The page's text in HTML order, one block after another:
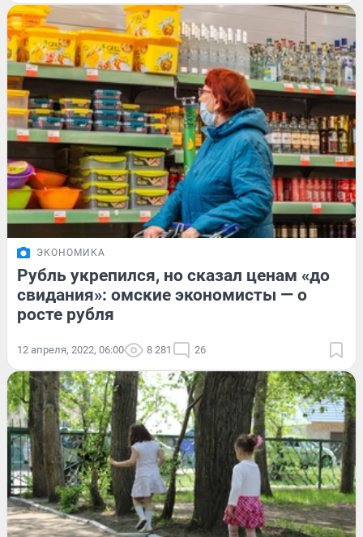
ЭКОНОМИКА
Рубль укрепился, но сказал ценам «до
свидания»: омские экономисты — о
росте рубля
12 апреля, 2022, 06:00 8 281 26